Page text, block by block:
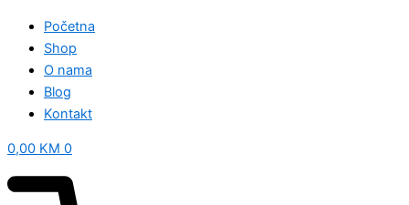
Početna
Shop
O nama
Blog
Kontakt
0,00 KM 0